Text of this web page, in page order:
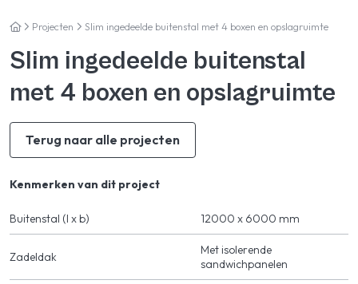
Projecten Slim ingedeelde buitenstal met 4 boxen en opslagruimte
Slim ingedeelde buitenstal
met 4 boxen en opslagruimte
Terug naar alle projecten
Kenmerken van dit project
Buitenstal (l x b) 12000 x 6000 mm
Zadeldak
Met isolerende
sandwichpanelen